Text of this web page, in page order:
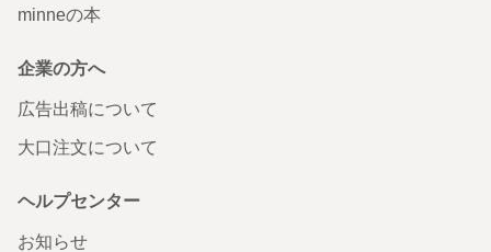
minneの本
企業の方へ
広告出稿について
大口注文について
ヘルプセンター
お知らせ